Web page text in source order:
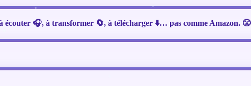
écouter 🎧, à transformer 🔄, à télécharger ⬇️… pas comme Amazon. 😤